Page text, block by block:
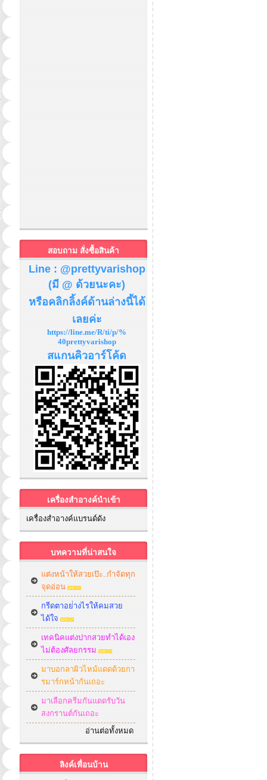
สอบถาม สั่งซื้อสินค้า
Line : @prettyvarishop
(มี @ ด้วยนะคะ)
หรือคลิกลิ้งค์ด้านล่างนี้ได้
เลยค่ะ
https://line.me/R/ti/p/%
40prettyvarishop
สแกนคิวอาร์โค้ด
เครื่องสำอางค์นำเข้า
เครื่องสำอางค์แบรนด์ดัง
บทความที่น่าสนใจ
แต่งหน้าให้สวยเป๊ะ..กำจัดทุก
จุดอ่อน
กรีดตาอย่่างไรให้คมสวย
ได้ใจ
เทคนิคแต่งปากสวยทำได้เอง
ไม่ต้องศัลยกรรม
มาบอกลาผิวไหม้แดดด้วยกา
รมาร์กหน้ากันเถอะ
มาเลือกครีมกันแดดรับวัน
สงกรานต์กันเถอะ
อ่านต่อทั้งหมด
ลิงค์เพื่อนบ้าน